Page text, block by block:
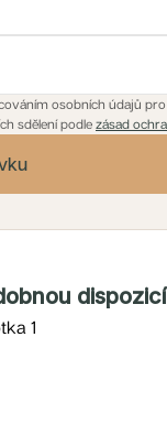
osobních údajů
sdělení podle zásad
dispozicí